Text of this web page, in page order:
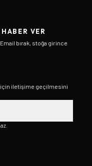
VER
bırak, stoğa girince
iletişime geçilmesini